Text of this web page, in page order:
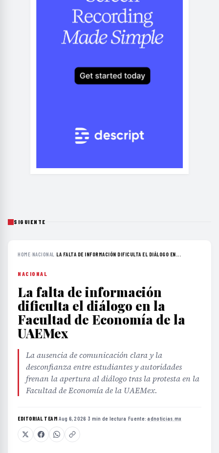
SIGUIENTE
HOME›NACIONAL ›LA FALTA DE INFORMACIÓN DIFICULTA EL DIÁLOGO EN...
NACIONAL
La falta de información
dificulta el diálogo en la
Facultad de Economía de la
UAEMex
La ausencia de comunicación clara y la
desconfianza entre estudiantes y autoridades
frenan la apertura al diálogo tras la protesta en la
Facultad de Economía de la UAEMex.
EDITORIAL TEAM·Aug 6, 2026 ·3 min de lectura ·Fuente:adnoticias.mx